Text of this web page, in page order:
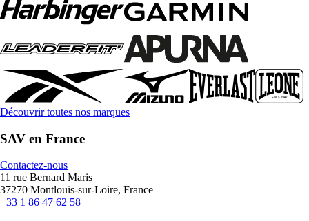
Découvrir toutes nos marques
SAV en France
Contactez-nous
11 rue Bernard Maris
37270 Montlouis-sur-Loire, France
+33 1 86 47 62 58